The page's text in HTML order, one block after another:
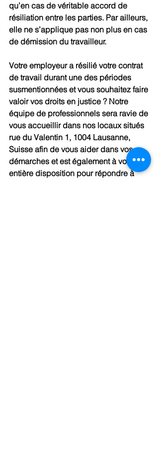
qu’en cas de véritable accord de
résiliation entre les parties. Par ailleurs,
elle ne s’applique pas non plus en cas
de démission du travailleur.
Votre employeur a résilié votre contrat
de travail durant une des périodes
susmentionnées et vous souhaitez faire
valoir vos droits en justice ? Notre
équipe de professionnels sera ravie de
vous accueillir dans nos locaux situés
rue du Valentin 1, 1004 Lausanne,
Suisse afin de vous aider dans vos
démarches et est également à votre
entière disposition pour répondre à